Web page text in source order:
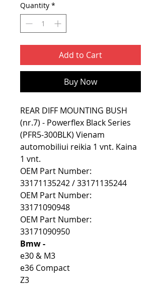
Quantity *
Add to Cart
Buy Now
REAR DIFF MOUNTING BUSH
(nr.7) - Powerflex Black Series
(PFR5-300BLK) Vienam
automobiliui reikia 1 vnt. Kaina
1 vnt.
OEM Part Number:
33171135242 / 33171135244
OEM Part Number:
33171090948
OEM Part Number:
33171090950
Bmw -
e30 & M3
e36 Compact
Z3